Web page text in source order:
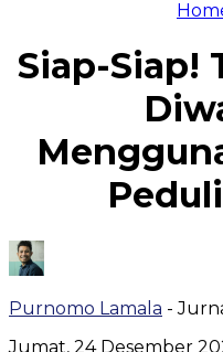
Siap-Siap!
Purnomo Lamala -
Jumat, 24 Desember